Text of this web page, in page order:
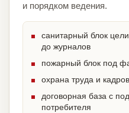
и порядком ведения.
санитарный блок
до журналов
пожарный блок под
охрана труда и
договорная база с
потребителя